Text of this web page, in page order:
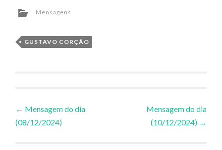
Mensagens
GUSTAVO CORÇÃO
Navegação
de
← Mensagem do dia
(08/12/2024)
Mensagem do dia
(10/12/2024) →